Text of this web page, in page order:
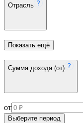
Отрасль
Показать ещё
Сумма дохода (от)
от
Выберите период